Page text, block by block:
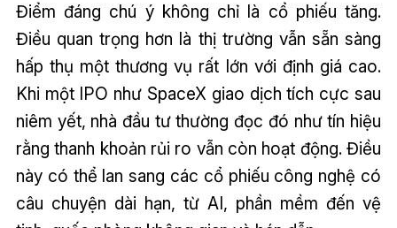
Điểm đáng chú ý không chỉ là cổ phiếu tăng.
Điều quan trọng hơn là thị trường vẫn sẵn sàng
hấp thụ một thương vụ rất lớn với định giá cao.
Khi một IPO như SpaceX giao dịch tích cực sau
niêm yết, nhà đầu tư thường đọc đó như tín hiệu
rằng thanh khoản rủi ro vẫn còn hoạt động. Điều
này có thể lan sang các cổ phiếu công nghệ có
câu chuyện dài hạn, từ AI, phần mềm đến vệ